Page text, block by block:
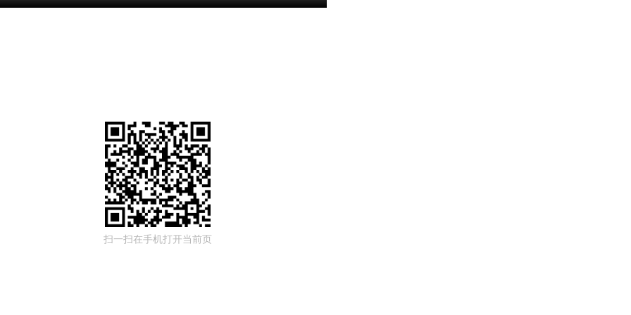
扫一扫在手机打开当前页